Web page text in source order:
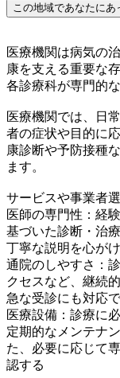
この地域であなたに
医療機関は病気の
康を支える重要な
各診療科が専門的
医療機関では、日
者の症状や目的に
康診断や予防接種
ます。
サービスや事業者
医師の専門性：経
基づいた診断・治
丁寧な説明を心が
通院のしやすさ：
クセスなど、継続
急な受診にも対応
医療設備：診療に
定期的なメンテナ
た、必要に応じて
認する